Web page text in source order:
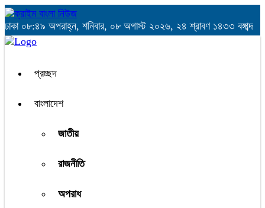
ঢাকা ০৮:৪৯ অপরাহ্ন, শনিবার, ০৮ অগাস্ট ২০২৬, ২৪ শ্রাবণ ১৪৩৩ বঙ্গাব্দ
প্রচ্ছদ
বাংলাদেশ
জাতীয়
রাজনীতি
অপরাধ